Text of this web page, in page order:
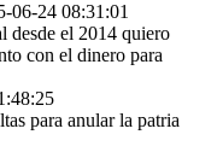
06-24 08:31:01
desde el 2014 quiero
con el dinero para
para anular la patria